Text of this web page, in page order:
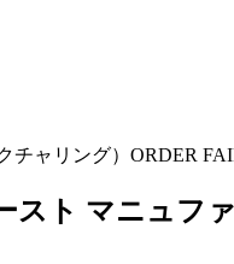
チャリング）ORDER
スト マニュ